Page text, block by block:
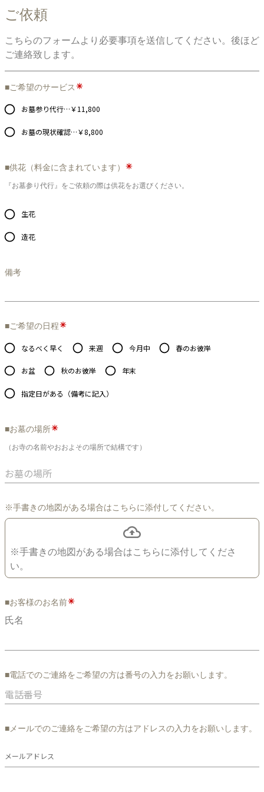
ご依頼
こちらのフォームより必要事項を送信してください。後ほど
ご連絡致します。
■ご希望のサービス
お墓参り代行…￥11,800
お墓の現状確認…￥8,800
■供花（料金に含まれています）
『お墓参り代行』をご依頼の際は供花をお選びください。
生花
造花
備考
■ご希望の日程
なるべく早く 来週 今月中 春のお彼岸
お盆 秋のお彼岸 年末
指定日がある（備考に記入）
■お墓の場所
（お寺の名前やおおよその場所で結構です）
※手書きの地図がある場合はこちらに添付してください。
※手書きの地図がある場合はこちらに添付してくださ
い。
■お客様のお名前
氏名
■電話でのご連絡をご希望の方は番号の入力をお願いします。
■メールでのご連絡をご希望の方はアドレスの入力をお願いします。
メールアドレス